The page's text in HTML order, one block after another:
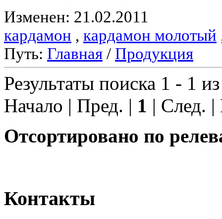
Изменен: 21.02.2011
кардамон , кардамон молотый
Путь: Главная / Продукция
Результаты поиска 1 - 1
Начало | Пред. | 1 | След.
Отсортировано по
Контакты